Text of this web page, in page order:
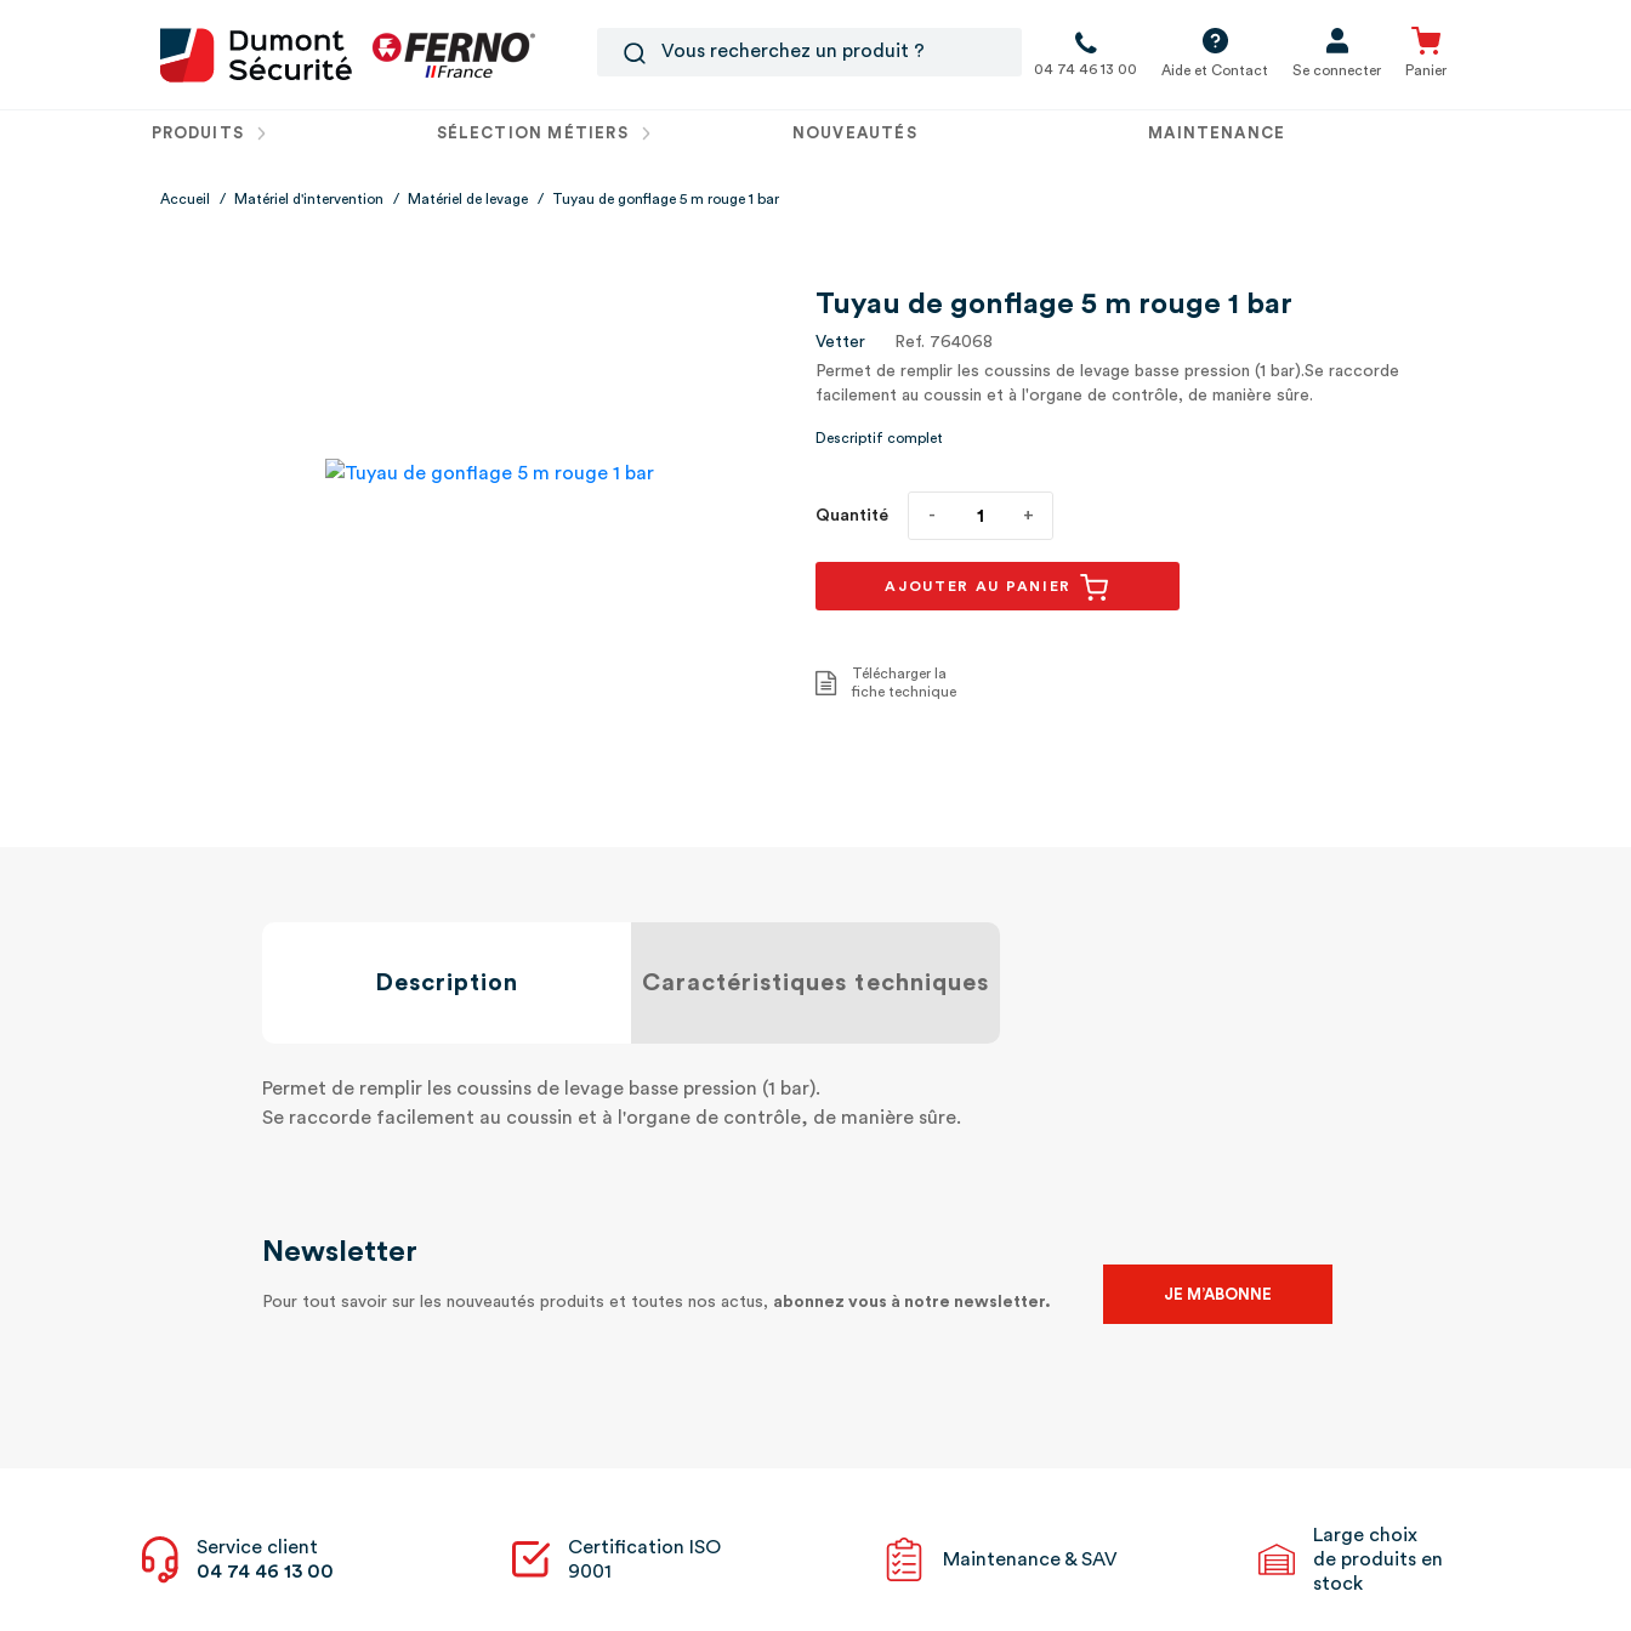
04 74 46 13 00 Aide et Contact Se connecter Panier
PRODUITS SÉLECTION MÉTIERS NOUVEAUTÉS MAINTENANCE
Accueil / Matériel d'intervention / Matériel de levage / Tuyau de gonflage 5 m rouge 1 bar
Tuyau de gonflage 5 m rouge 1 bar
Vetter
Ref. 764068
Permet de remplir les coussins de levage basse pression (1 bar).Se raccorde
facilement au coussin et à l'organe de contrôle, de manière sûre.
Descriptif complet
Quantité
AJOUTER AU PANIER
Télécharger la
fiche technique
Description Caractéristiques techniques
Permet de remplir les coussins de levage basse pression (1 bar).
Se raccorde facilement au coussin et à l'organe de contrôle, de manière sûre.
Newsletter
Pour tout savoir sur les nouveautés produits et toutes nos actus, abonnez vous à notre newsletter. JE M’ABONNE
Service client
04 74 46 13 00
Certification ISO
9001
Maintenance & SAV
Large choix
de produits en
stock